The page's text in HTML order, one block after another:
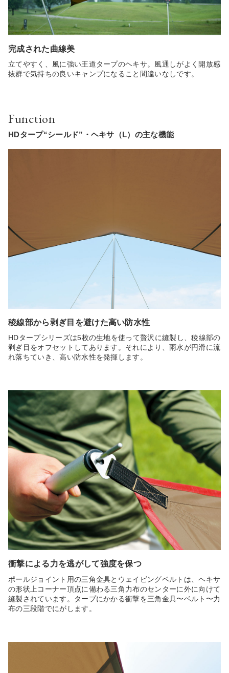
完成された曲線美
立てやすく、風に強い王道タープのヘキサ。風通しがよく開放感
抜群で気持ちの良いキャンプになること間違いなしです。
Function
HDタープ“シールド”・ヘキサ（L）の主な機能
稜線部から剥ぎ目を避けた高い防水性
HDタープシリーズは5枚の生地を使って贅沢に縫製し、稜線部の
剥ぎ目をオフセットしてあります。それにより、雨水が円滑に流
れ落ちていき、高い防水性を発揮します。
衝撃による力を逃がして強度を保つ
ポールジョイント用の三角金具とウェイビングベルトは、ヘキサ
の形状上コーナー頂点に備わる三角力布のセンターに外に向けて
縫製されています。タープにかかる衝撃を三角金具〜ベルト〜力
布の三段階でにがします。